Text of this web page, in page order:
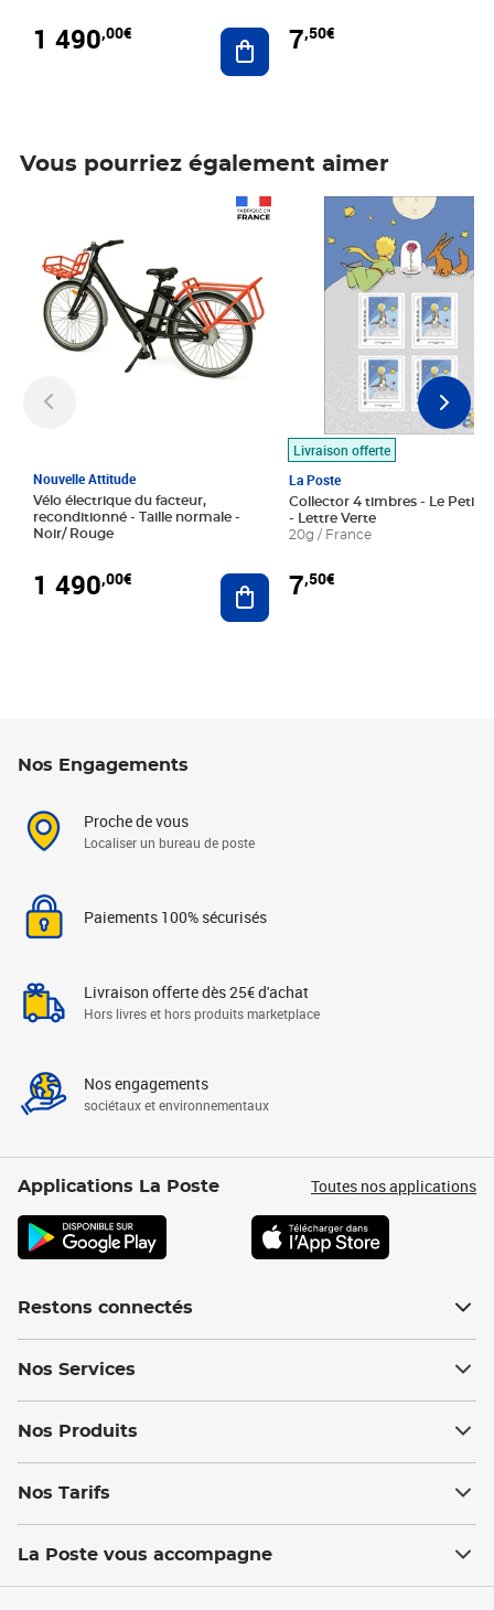
1 490,00€ Ajouter au panier
7,50€
Vous pourriez également aimer
Nouvelle Attitude
Vélo électrique du facteur,
reconditionné - Taille normale -
Noir/ Rouge
1 490,00€ Ajouter au panier
Livraison offerte
La Poste
Collector 4 timbres - Le Petit
- Lettre Verte
20g / France
7,50€
Prix 7,50€
Nos Engagements
Proche de vous
Localiser un bureau de poste
Paiements 100% sécurisés
Livraison offerte dès 25€ d'achat
Hors livres et hors produits marketplace
Nos engagements
sociétaux et environnementaux
Applications La Poste Toutes nos applications
Restons connectés
Nos Services
Nos Produits
Nos Tarifs
La Poste vous accompagne